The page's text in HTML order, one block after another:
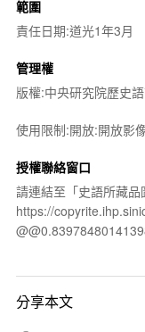
範圍
責任日期:道光1年3月
管理權
版權:中央研究院歷史
使用限制:開放:開放影
授權聯絡窗口
請連結至「史語所藏品
https://
分享本文